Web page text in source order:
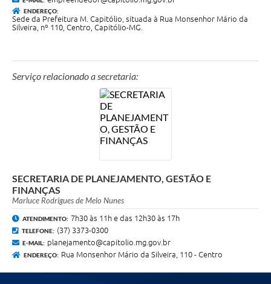
ENDEREÇO:
Sede da Prefeitura M. Capitólio, situada à Rua Monsenhor Mário da
Silveira, nº 110, Centro, Capitólio-MG.
Serviço relacionado a secretaria:
SECRETARIA DE PLANEJAMENTO, GESTÃO E
FINANÇAS
Marluce Rodrigues de Melo Nunes
ATENDIMENTO: 7h30 às 11h e das 12h30 às 17h
TELEFONE: (37) 3373-0300
E-MAIL: planejamento@capitolio.mg.gov.br
ENDEREÇO: Rua Monsenhor Mário da Silveira, 110 - Centro